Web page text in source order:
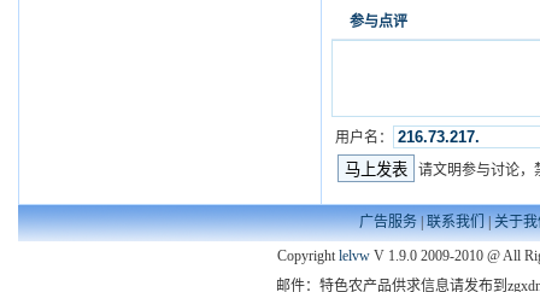
参与点评
用户名：
请文明参与讨论，
广告服务|联系我们|关于
Copyright lelvwV 1.9.0 2009-2010 @ All
邮件：特色农产品供求信息请发布到